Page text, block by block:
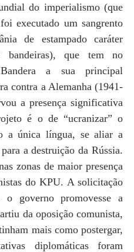
do imperialismo (que
executado um sangrento
de estampado caráter
bandeiras), que tem no
a sua principal
contra a Alemanha (1941-
a presença significativa
é o de “ucranizar” o
a única língua, se aliar a
a destruição da Rússia.
zonas de maior presença
do KPU. A solicitação
governo promovesse a
da oposição comunista,
mais como postergar,
diplomáticas foram